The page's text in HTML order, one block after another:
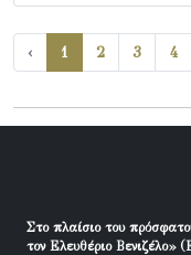
‹ 1 2 3 4
Στο πλαίσιο του
τον Ελευθέριο